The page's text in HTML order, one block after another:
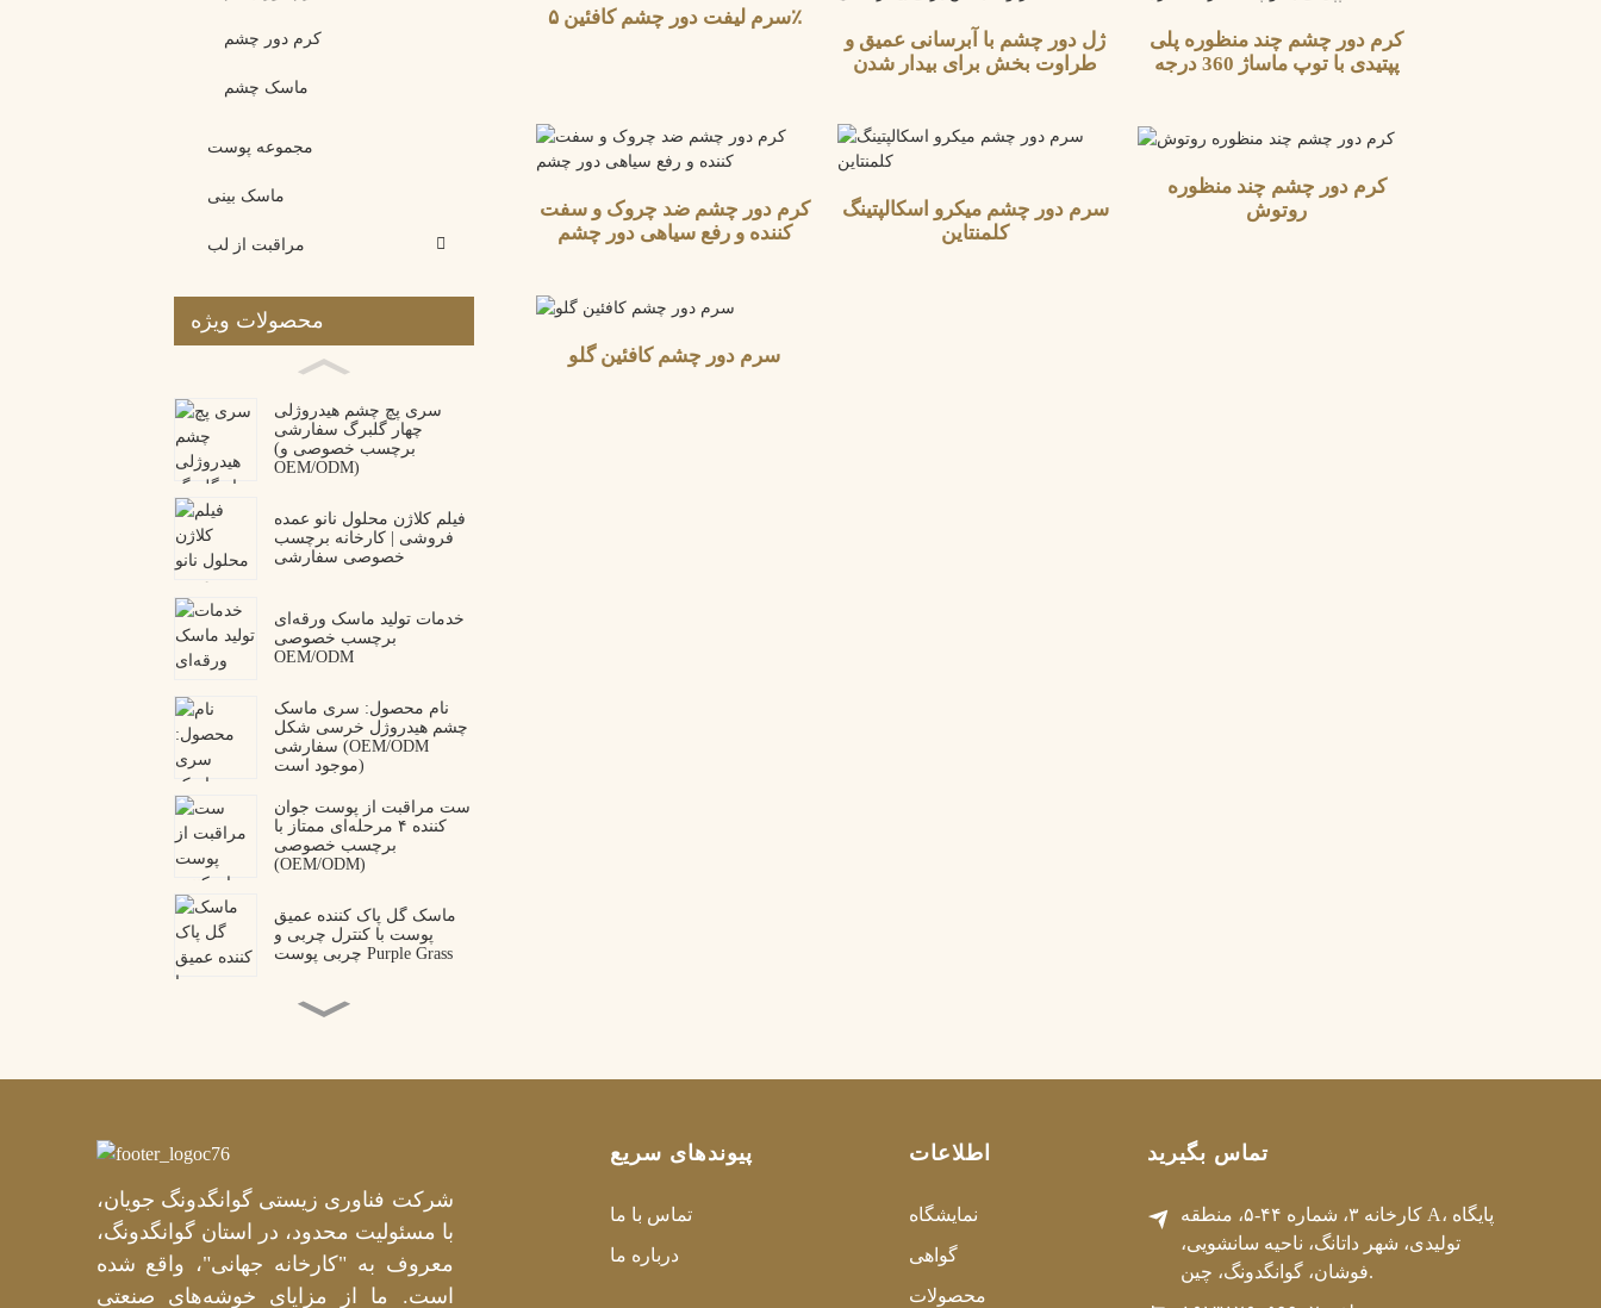
کرم دور چشم
ماسک چشم
مجموعه پوست
ماسک بینی
مراقبت از لب
محصولات ویژه
سری پچ چشم هیدروژلی
چهار گلبرگ سفارشی
(برچسب خصوصی و
OEM/ODM)
فیلم کلاژن محلول نانو عمده
فروشی | کارخانه برچسب
خصوصی سفارشی
خدمات تولید ماسک ورقه‌ای
برچسب خصوصی
OEM/ODM
نام محصول: سری ماسک
چشم هیدروژل خرسی شکل
سفارشی (OEM/ODM
موجود است)
ست مراقبت از پوست جوان
کننده ۴ مرحله‌ای ممتاز با
برچسب خصوصی
(OEM/ODM)
ماسک گل پاک کننده عمیق
پوست با کنترل چربی و
چربی پوست Purple Grass
ماسک پاشنه هیدروژل میکا
طلایی با برچسب خصوصی
عمده فروشی برای تغذیه
عمیق - قابل تنظیم برای
OEM/ODM
سرم لیفت دور چشم کافئین ۵٪
ژل دور چشم با آبرسانی عمیق و
طراوت بخش برای بیدار شدن
کرم دور چشم چند منظوره پلی
پپتیدی با توپ ماساژ 360 درجه
کرم دور چشم ضد چروک و سفت
کننده و رفع سیاهی دور چشم
سرم دور چشم میکرو اسکالپتینگ
کلمنتاین
کرم دور چشم چند منظوره
روتوش
سرم دور چشم کافئین گلو
شرکت فناوری زیستی گوانگدونگ جویان،
با مسئولیت محدود، در استان گوانگدونگ،
معروف به "کارخانه جهانی"، واقع شده
است. ما از مزایای خوشه‌های صنعتی
پیوندهای سریع
تماس با ما
درباره ما
اطلاعات
نمایشگاه
گواهی
محصولات
تماس بگیرید
کارخانه ۳، شماره ۴۴-۵، منطقه A، پایگاه
تولیدی، شهر داتانگ، ناحیه سانشویی،
فوشان، گوانگدونگ، چین.